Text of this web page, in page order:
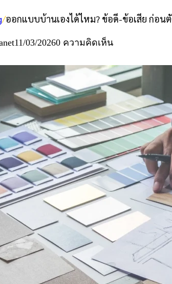
/ออกแบบบ้านเองได้ไหม? ข้อดี-ข้อเสีย ก่อน
11/03/20260 ความคิดเห็น